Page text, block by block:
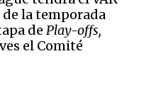
la temporada
de Play-offs,
el Comité